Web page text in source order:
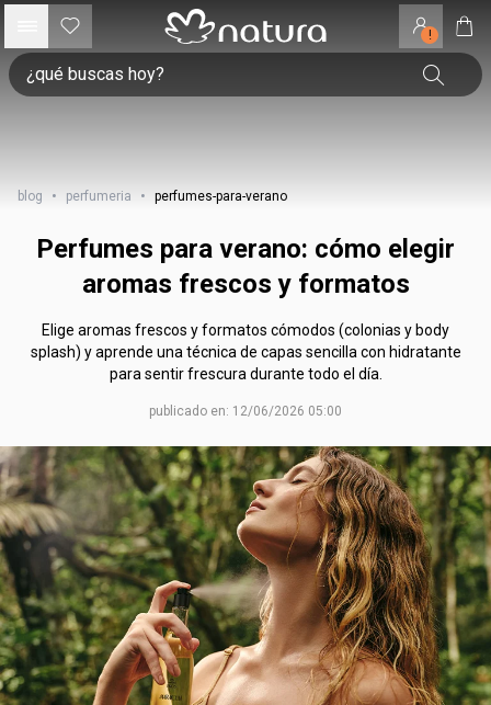
!
blog • perfumeria • perfumes-para-verano
Perfumes para verano: cómo elegir
aromas frescos y formatos
Elige aromas frescos y formatos cómodos (colonias y body
splash) y aprende una técnica de capas sencilla con hidratante
para sentir frescura durante todo el día.
publicado en: 12/06/2026 05:00